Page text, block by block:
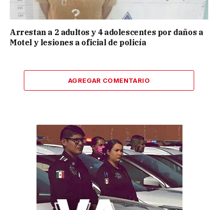
Arrestan a 2 adultos y 4 adolescentes por daños a
Motel y lesiones a oficial de policía
AGREGAR COMENTARIO